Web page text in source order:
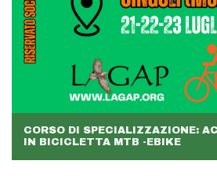
CORSO DI SPECIALIZZAZIONE:
IN BICICLETTA MTB -EBIKE